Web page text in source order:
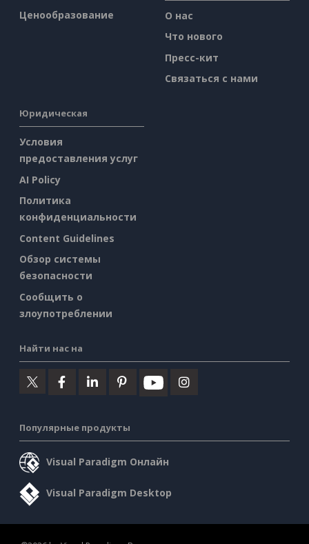
Ценообразование
О нас
Что нового
Пресс-кит
Связаться с нами
Юридическая
Условия
предоставления услуг
AI Policy
Политика
конфиденциальности
Content Guidelines
Обзор системы
безопасности
Сообщить о
злоупотреблении
Найти нас на
Популярные продукты
Visual Paradigm Онлайн
Visual Paradigm Desktop